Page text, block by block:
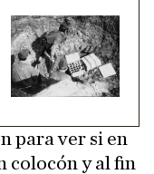
para ver si en
colocón y al fin